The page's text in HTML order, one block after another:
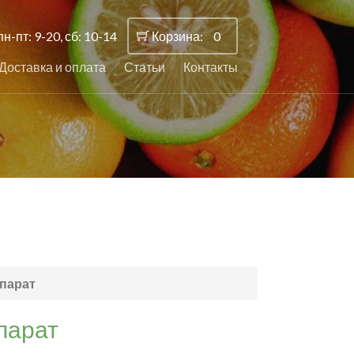
пт: 9-20, сб: 10-14 Корзина: 0
и оплата Статьи Контакты